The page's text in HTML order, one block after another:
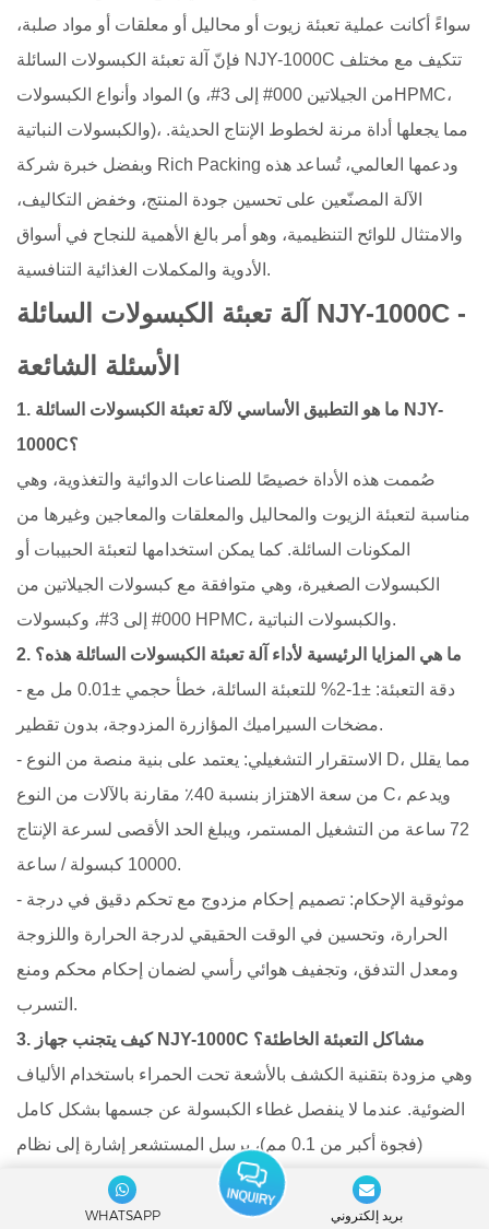
سواءً أكانت عملية تعبئة زيوت أو محاليل أو معلقات أو مواد صلبة،
فإنّ آلة تعبئة الكبسولات السائلة NJY-1000C تتكيف مع مختلف
المواد وأنواع الكبسولات (من الجيلاتين 000# إلى 3#، وHPMC،
والكبسولات النباتية)، مما يجعلها أداة مرنة لخطوط الإنتاج الحديثة.
وبفضل خبرة شركة Rich Packing ودعمها العالمي، تُساعد هذه
الآلة المصنّعين على تحسين جودة المنتج، وخفض التكاليف،
والامتثال للوائح التنظيمية، وهو أمر بالغ الأهمية للنجاح في أسواق
الأدوية والمكملات الغذائية التنافسية.
آلة تعبئة الكبسولات السائلة NJY-1000C -
الأسئلة الشائعة
1. ما هو التطبيق الأساسي لآلة تعبئة الكبسولات السائلة NJY-
1000C؟
صُممت هذه الأداة خصيصًا للصناعات الدوائية والتغذوية، وهي
مناسبة لتعبئة الزيوت والمحاليل والمعلقات والمعاجين وغيرها من
المكونات السائلة. كما يمكن استخدامها لتعبئة الحبيبات أو
الكبسولات الصغيرة، وهي متوافقة مع كبسولات الجيلاتين من
000# إلى 3#، وكبسولات HPMC، والكبسولات النباتية.
2. ما هي المزايا الرئيسية لأداء آلة تعبئة الكبسولات السائلة هذه؟
- دقة التعبئة: ±1-2% للتعبئة السائلة، خطأ حجمي ±0.01 مل مع
مضخات السيراميك المؤازرة المزدوجة، بدون تقطير.
- الاستقرار التشغيلي: يعتمد على بنية منصة من النوع D، مما يقلل
من سعة الاهتزاز بنسبة 40٪ مقارنة بالآلات من النوع C، ويدعم
72 ساعة من التشغيل المستمر، ويبلغ الحد الأقصى لسرعة الإنتاج
10000 كبسولة / ساعة.
- موثوقية الإحكام: تصميم إحكام مزدوج مع تحكم دقيق في درجة
الحرارة، وتحسين في الوقت الحقيقي لدرجة الحرارة واللزوجة
ومعدل التدفق، وتجفيف هوائي رأسي لضمان إحكام محكم ومنع
التسرب.
3. كيف يتجنب جهاز NJY-1000C مشاكل التعبئة الخاطئة؟
وهي مزودة بتقنية الكشف بالأشعة تحت الحمراء باستخدام الألياف
الضوئية. عندما لا ينفصل غطاء الكبسولة عن جسمها بشكل كامل
(فجوة أكبر من 0.1 مم)، يرسل المستشعر إشارة إلى نظام
التحكم المنطقي القابل للبرمجة (PLC) لإيقاف عملية تعبئة
الكبسولة مؤقتًا، مما يمنع إضافة السائل إلى الأجزاء غير المنفصلة
WHATSAPP بريد إلكتروني